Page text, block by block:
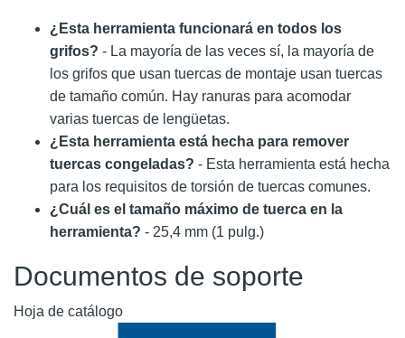
¿Esta herramienta funcionará en todos los
grifos? - La mayoría de las veces sí, la mayoría de
los grifos que usan tuercas de montaje usan tuercas
de tamaño común. Hay ranuras para acomodar
varias tuercas de lengüetas.
¿Esta herramienta está hecha para remover
tuercas congeladas? - Esta herramienta está hecha
para los requisitos de torsión de tuercas comunes.
¿Cuál es el tamaño máximo de tuerca en la
herramienta? - 25,4 mm (1 pulg.)
Documentos de soporte
Hoja de catálogo